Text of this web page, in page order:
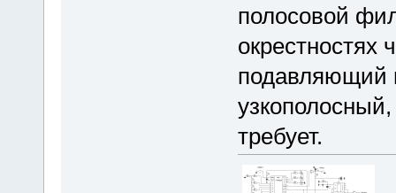
полосовой
окрестностях
подавляющий
требует.